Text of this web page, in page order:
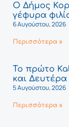
Ο Δήμος
γέφυρα
6 Αυγούστου, 2026
Περισσότερα »
Το πρώτο
και
5 Αυγούστου, 2026
Περισσότερα »